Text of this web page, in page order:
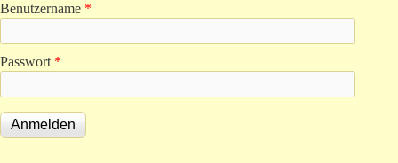
Benutzername *
Passwort *